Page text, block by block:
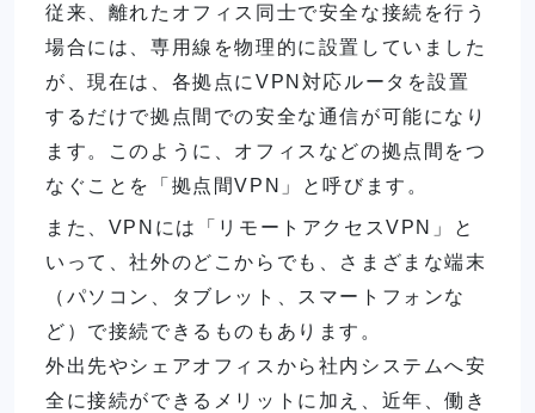
従来、離れたオフィス同士で安全な接続を行う
場合には、専用線を物理的に設置していました
が、現在は、各拠点にVPN対応ルータを設置
するだけで拠点間での安全な通信が可能になり
ます。このように、オフィスなどの拠点間をつ
なぐことを「拠点間VPN」と呼びます。
また、VPNには「リモートアクセスVPN」と
いって、社外のどこからでも、さまざまな端末
（パソコン、タブレット、スマートフォンな
ど）で接続できるものもあります。
外出先やシェアオフィスから社内システムへ安
全に接続ができるメリットに加え、近年、働き